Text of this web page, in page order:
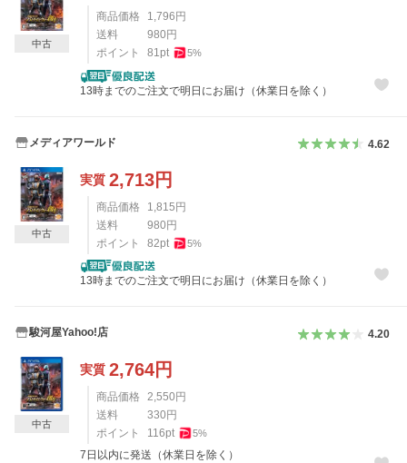
商品価格 1,796 円
送料
980 円
ポイント
81pt 5%
13時までのご注文で明日にお届け（休業日を除く）
中古
メディアワールド 4.62
実質 2,713円
商品価格 1,815円
送料
980円
ポイント
82pt 5%
13時までのご注文で明日にお届け（休業日を除く）
中古
駿河屋Yahoo!店 4.20
実質 2,764円
商品価格 2,550 円
送料
330 円
ポイント
116pt 5%
7日以内に発送（休業日を除く）
中古